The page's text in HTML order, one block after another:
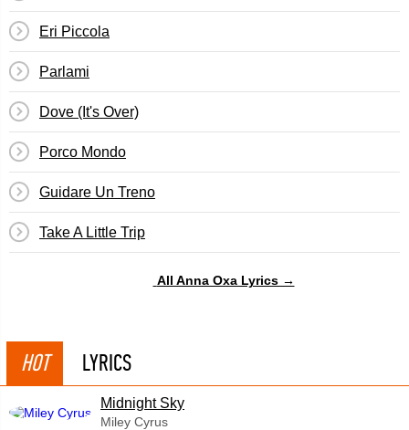
Eri Piccola
Parlami
Dove (It's Over)
Porco Mondo
Guidare Un Treno
Take A Little Trip
All Anna Oxa Lyrics →
HOT LYRICS
Midnight Sky
Miley Cyrus